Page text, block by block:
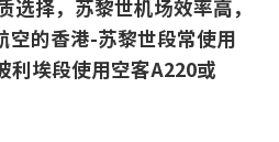
选择，苏黎世机场效率高，
空的香港-苏黎世段常使用
利埃段使用空客A220或